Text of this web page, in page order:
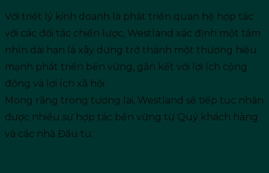
Với triết lý kinh doanh là phát triển quan hệ hợp tác
với các đối tác chiến lược, Westland xác định một tầm
nhìn dài hạn là xây dựng trở thành một thương hiệu
mạnh phát triển bền vững, gắn kết với lợi ích cộng
đồng và lợi ích xã hội.
Mong rằng trong tương lai, Westland sẽ tiếp tục nhận
được nhiều sự hợp tác bền vững từ Quý khách hàng
và các nhà Đầu tư.